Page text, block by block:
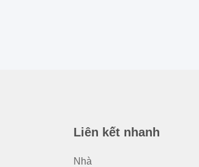
Liên kết nhanh
Nhà